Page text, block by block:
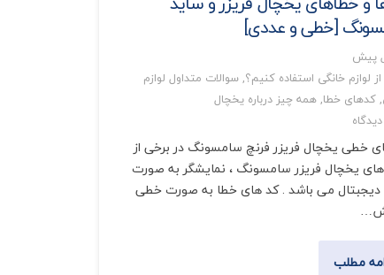
[خطی و عددی]
لوازم خانگی استفاده کنیم؟,سوالات متداول لوازم
,کدهای خطا,همه چیز درباره یخچال
خطی یخچال فریزر فرنچ سامسونگ در برخی از
یخچال فریزر سامسونگ ، نمایشگر به صورت
دیجبتال می باشد . کد های خطا به صورت خطی
مطلب